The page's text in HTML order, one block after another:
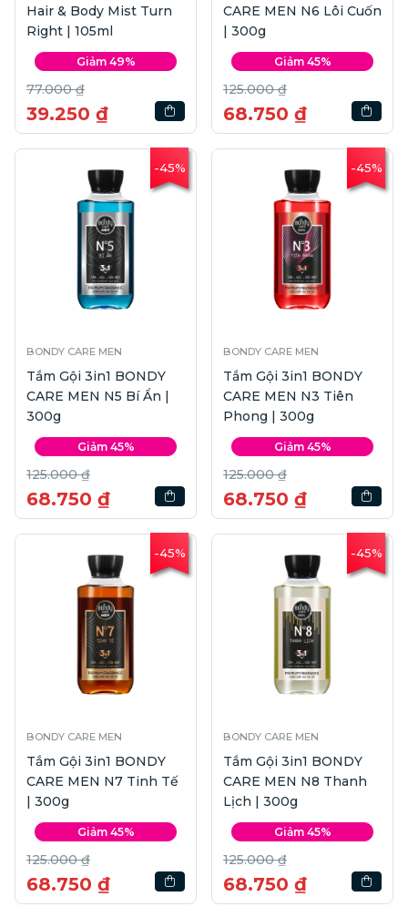
Hair & Body Mist Turn
Right | 105ml
Giảm 49%
77.000 ₫
39.250 ₫
CARE MEN N6 Lôi Cuốn
| 300g
Giảm 45%
125.000 ₫
68.750 ₫
-45%
BONDY CARE MEN
Tắm Gội 3in1 BONDY
CARE MEN N5 Bí Ẩn |
300g
Giảm 45%
125.000 ₫
68.750 ₫
-45%
BONDY CARE MEN
Tắm Gội 3in1 BONDY
CARE MEN N3 Tiên
Phong | 300g
Giảm 45%
125.000 ₫
68.750 ₫
-45%
BONDY CARE MEN
Tắm Gội 3in1 BONDY
CARE MEN N7 Tinh Tế
| 300g
Giảm 45%
125.000 ₫
68.750 ₫
-45%
BONDY CARE MEN
Tắm Gội 3in1 BONDY
CARE MEN N8 Thanh
Lịch | 300g
Giảm 45%
125.000 ₫
68.750 ₫